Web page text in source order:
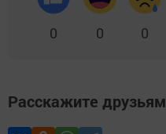
0 0 0
Расскажите друзьям